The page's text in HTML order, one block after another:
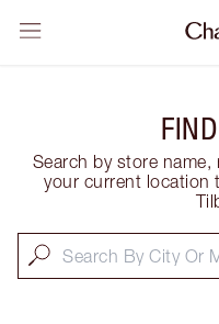
Search by store
your current location